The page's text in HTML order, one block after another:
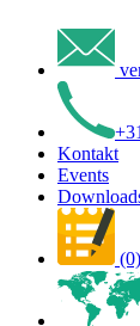
Kontakt
Events
(0)